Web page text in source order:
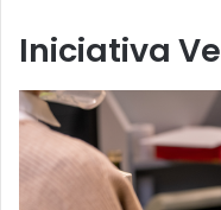
Iniciativa